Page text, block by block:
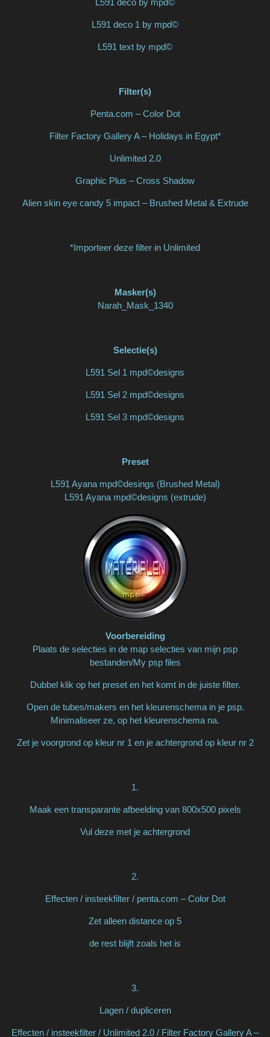
L591 deco by mpd©
L591 deco 1 by mpd©
L591 text by mpd©
Filter(s)
Penta.com – Color Dot
Filter Factory Gallery A – Holidays in Egypt*
Unlimited 2.0
Graphic Plus – Cross Shadow
Alien skin eye candy 5 impact – Brushed Metal & Extrude
*Importeer deze filter in Unlimited
Masker(s)
Narah_Mask_1340
Selectie(s)
L591 Sel 1 mpd©designs
L591 Sel 2 mpd©designs
L591 Sel 3 mpd©designs
Preset
L591 Ayana mpd©desings (Brushed Metal)
L591 Ayana mpd©designs (extrude)
Voorbereiding
Plaats de selecties in de map selecties van mijn psp
bestanden/My psp files
Dubbel klik op het preset en het komt in de juiste filter.
Open de tubes/makers en het kleurenschema in je psp.
Minimaliseer ze, op het kleurenschema na.
Zet je voorgrond op kleur nr 1 en je achtergrond op kleur nr 2
1.
Maak een transparante afbeelding van 800x500 pixels
Vul deze met je achtergrond
2.
Effecten / insteekfilter / penta.com – Color Dot
Zet alleen distance op 5
de rest blijft zoals het is
3.
Lagen / dupliceren
Effecten / insteekfilter / Unlimited 2.0 / Filter Factory Gallery A –